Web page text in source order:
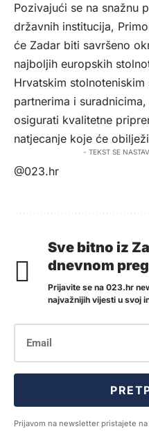
Pozivajući se na snažnu
državnih institucija,
će Zadar biti savršeno
najboljih europskih
Hrvatskim
partnerima i
osigurati kvalitetne
natjecanje koje će
- TEKST SE
@023.hr
Sve bitno iz
dnevnom
Prijavite se na 023.hr
najvažnijih vijesti u svoj
Prijavom na newsletter pristajete